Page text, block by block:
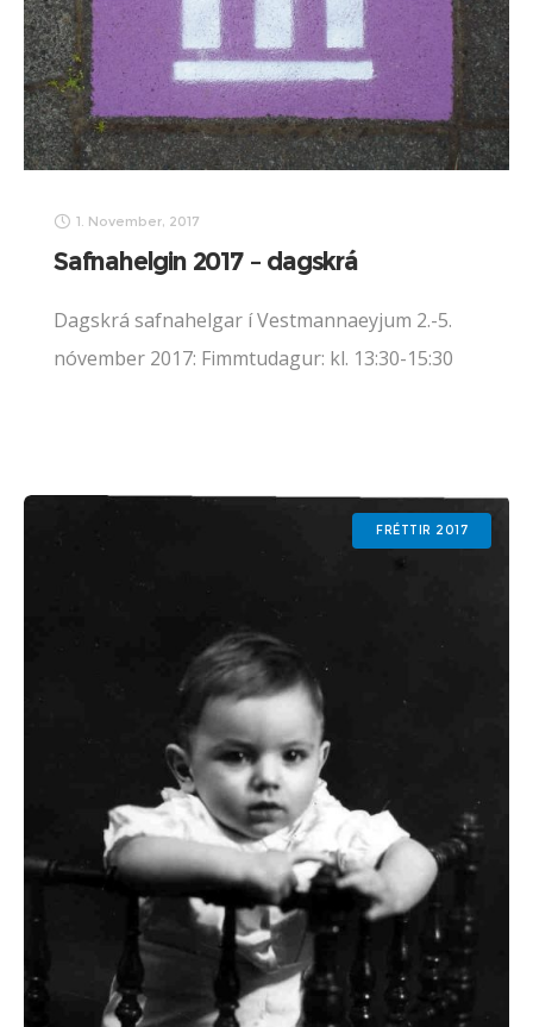
1. November, 2017
Safnahelgin 2017 – dagskrá
Dagskrá safnahelgar í Vestmannaeyjum 2.-5.
nóvember 2017: Fimmtudagur: kl. 13:30-15:30
hans Kjartans – opnun sýningar í Pálsstofu.
FRÉTTIR 2017